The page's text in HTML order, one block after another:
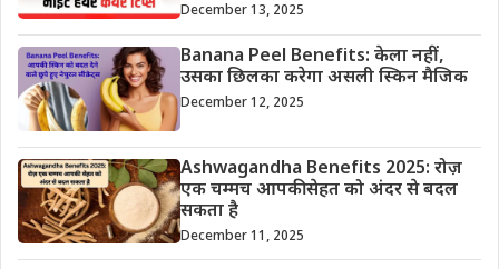
December 13, 2025
Banana Peel Benefits: केला नहीं,
उसका छिलका करेगा असली स्किन मैजिक
December 12, 2025
Ashwagandha Benefits 2025: रोज़
एक चम्मच आपकी सेहत को अंदर से बदल
सकता है
December 11, 2025